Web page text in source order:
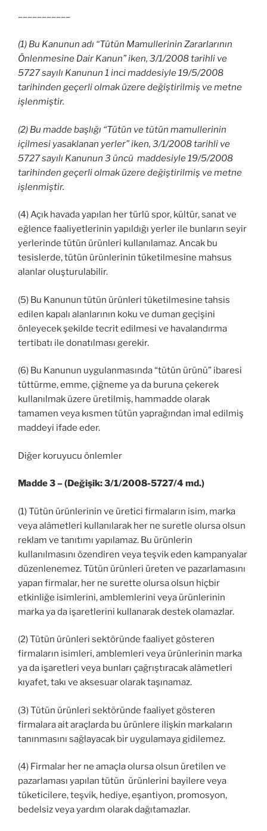
–––––––––––
(1) Bu Kanunun adı “Tütün Mamullerinin Zararlarının
Önlenmesine Dair Kanun” iken, 3/1/2008 tarihli ve
5727 sayılı Kanunun 1 inci maddesiyle 19/5/2008
tarihinden geçerli olmak üzere değiştirilmiş ve metne
işlenmiştir.
(2) Bu madde başlığı “Tütün ve tütün mamullerinin
içilmesi yasaklanan yerler” iken, 3/1/2008 tarihli ve
5727 sayılı Kanunun 3 üncü maddesiyle 19/5/2008
tarihinden geçerli olmak üzere değiştirilmiş ve metne
işlenmiştir.
(4) Açık havada yapılan her türlü spor, kültür, sanat ve
eğlence faaliyetlerinin yapıldığı yerler ile bunların seyir
yerlerinde tütün ürünleri kullanılamaz. Ancak bu
tesislerde, tütün ürünlerinin tüketilmesine mahsus
alanlar oluşturulabilir.
(5) Bu Kanunun tütün ürünleri tüketilmesine tahsis
edilen kapalı alanlarının koku ve duman geçişini
önleyecek şekilde tecrit edilmesi ve havalandırma
tertibatı ile donatılması gerekir.
(6) Bu Kanunun uygulanmasında “tütün ürünü” ibaresi
tüttürme, emme, çiğneme ya da buruna çekerek
kullanılmak üzere üretilmiş, hammadde olarak
tamamen veya kısmen tütün yaprağından imal edilmiş
maddeyi ifade eder.
Diğer koruyucu önlemler
Madde 3 – (Değişik: 3/1/2008-5727/4 md.)
(1) Tütün ürünlerinin ve üretici firmaların isim, marka
veya alâmetleri kullanılarak her ne suretle olursa olsun
reklam ve tanıtımı yapılamaz. Bu ürünlerin
kullanılmasını özendiren veya teşvik eden kampanyalar
düzenlenemez. Tütün ürünleri üreten ve pazarlamasını
yapan firmalar, her ne surette olursa olsun hiçbir
etkinliğe isimlerini, amblemlerini veya ürünlerinin
marka ya da işaretlerini kullanarak destek olamazlar.
(2) Tütün ürünleri sektöründe faaliyet gösteren
firmaların isimleri, amblemleri veya ürünlerinin marka
ya da işaretleri veya bunları çağrıştıracak alâmetleri
kıyafet, takı ve aksesuar olarak taşınamaz.
(3) Tütün ürünleri sektöründe faaliyet gösteren
firmalara ait araçlarda bu ürünlere ilişkin markaların
tanınmasını sağlayacak bir uygulamaya gidilemez.
(4) Firmalar her ne amaçla olursa olsun üretilen ve
pazarlaması yapılan tütün ürünlerini bayilere veya
tüketicilere, teşvik, hediye, eşantiyon, promosyon,
bedelsiz veya yardım olarak dağıtamazlar.